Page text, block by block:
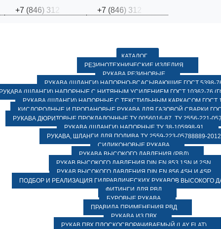
+7 (846) 31 +7 (846) 31
КАТАЛОГ
РЕЗИНОТЕХНИЧЕСКИЕ ИЗДЕЛИЯ
РУКАВА РЕЗИНОВЫЕ
РУКАВА (ШЛАНГИ) НАПОРНО-ВСАСЫВАЮЩИЕ ГОСТ 5398-
(ШЛАНГИ) НАПОРНЫЕ С НИТЯНЫМ УСИЛЕНИЕМ ГОСТ 10362-76
РУКАВА (ШЛАНГИ) НАПОРНЫЕ С ТЕКСТИЛЬНЫМ КАРКАСОМ ГОСТ
КИСЛОРОДНЫЕ И ПРОПАНОВЫЕ РУКАВА ДЛЯ ГАЗОВОЙ СВАРКИ
РУКАВА ДЮРИТОВЫЕ ПРОКЛАДОЧНЫЕ ТУ 0056016-87, ТУ 2556-221-
РУКАВА (ШЛАНГИ) НАПОРНЫЕ ТУ 38-105998-91
РУКАВА, ШЛАНГИ ДЛЯ ПОЛИВА ТУ 2559-223-05788889-2012
СИЛИКОНОВЫЕ РУКАВА
РУКАВА ВЫСОКОГО ДАВЛЕНИЯ (РВД)
РУКАВ ВЫСОКОГО ДАВЛЕНИЯ DIN EN 853 1SN И 2SN
РУКАВ ВЫСОКОГО ДАВЛЕНИЯ DIN EN 856 4SH И 4SP
ПОДБОР И РЕАЛИЗАЦИЯ ГИДРАВЛИЧЕСКИХ РУКАВОВ ВЫСОКОГО
ФИТИНГИ ДЛЯ РВД
БУРОВЫЕ РУКАВА
ПРАВИЛА ПРИМЕНЕНИЯ РВД
РУКАВА ИЗ ПВХ
РУКАВ ПВХ ПЛОСКОСВОРАЧИВАЕМЫЙ (LAY FLAT)